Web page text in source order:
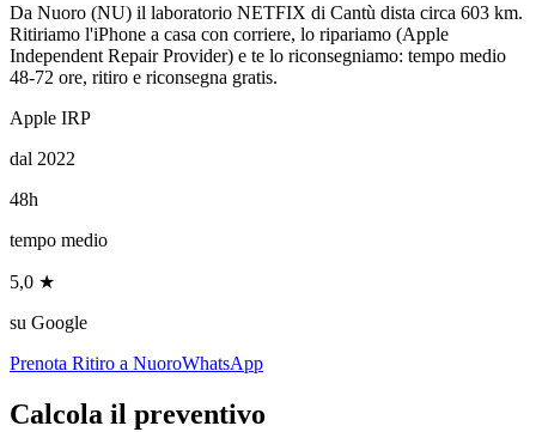
Da Nuoro (NU) il laboratorio NETFIX di Cantù dista circa 603 km.
Ritiriamo l'iPhone a casa con corriere, lo ripariamo (Apple
Independent Repair Provider) e te lo riconsegniamo: tempo medio
48-72 ore, ritiro e riconsegna gratis.
Apple IRP
dal 2022
48h
tempo medio
5,0 ★
su Google
Prenota Ritiro a NuoroWhatsApp
Calcola il preventivo